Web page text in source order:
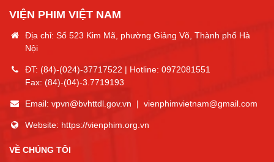
VIỆN PHIM VIỆT NAM
Địa chỉ: Số 523 Kim Mã, phường Giảng Võ, Thành phố Hà
Nội
ĐT: (84)-(024)-37717522 | Hotline: 0972081551
Fax: (84)-(04)-3.7719193
Email: vpvn@bvhttdl.gov.vn | vienphimvietnam@gmail.com
Website: https://vienphim.org.vn
VỀ CHÚNG TÔI